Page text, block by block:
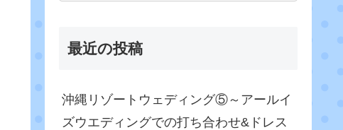
最近の投稿
沖縄リゾートウェディング⑤～アールイ
ズウエディングでの打ち合わせ&ドレス